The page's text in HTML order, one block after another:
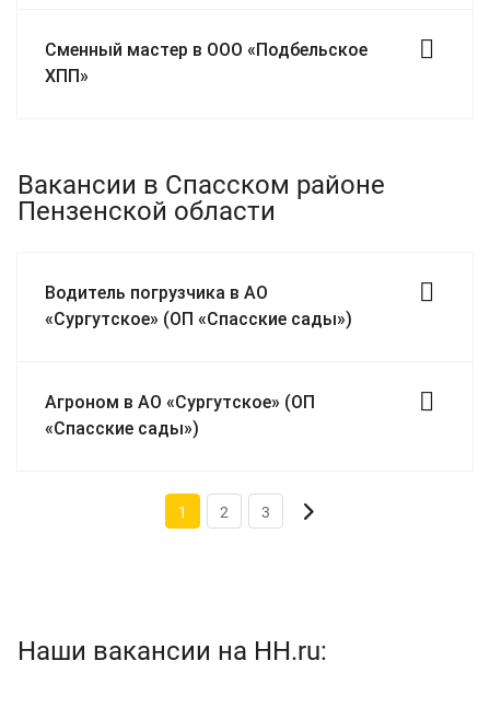
Сменный мастер в ООО «Подбельское
ХПП»
Вакансии в Спасском районе
Пензенской области
Водитель погрузчика в АО
«Сургутское» (ОП «Спасские сады»)
Агроном в АО «Сургутское» (ОП
«Спасские сады»)
1 2 3
Наши вакансии на HH.ru: